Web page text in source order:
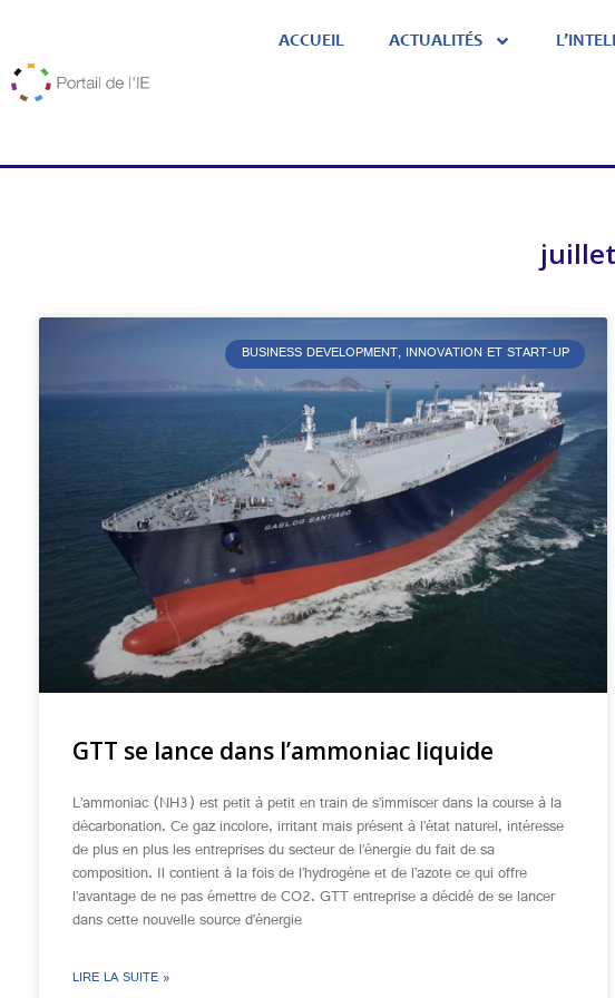
ACCUEIL ACTUALITÉS
juillet
BUSINESS DEVELOPMENT, INNOVATION ET START-UP
GTT se lance dans l’ammoniac liquide
L’ammoniac (NH3) est petit à petit en train de s’immiscer dans la course à la
décarbonation. Ce gaz incolore, irritant mais présent à l’état naturel, intéresse
de plus en plus les entreprises du secteur de l’énergie du fait de sa
composition. Il contient à la fois de l’hydrogène et de l’azote ce qui offre
l’avantage de ne pas émettre de CO2. GTT entreprise a décidé de se lancer
dans cette nouvelle source d’énergie
LIRE LA SUITE »